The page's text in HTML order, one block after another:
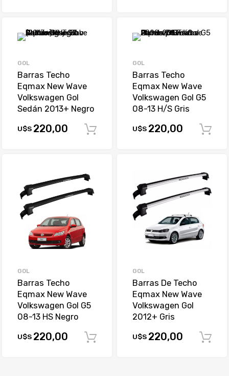
GOL
Barras Techo
Eqmax New Wave
Volkswagen Gol
Sedán 2013+ Negro
U$S 220,00 Comprar
GOL
Barras Techo
Eqmax New Wave
Volkswagen Gol G5
08-13 H/S Gris
U$S 220,00
GOL
Barras Techo
Eqmax New Wave
Volkswagen Gol G5
08-13 HS Negro
U$S 220,00 Comprar
GOL
Barras De Techo
Eqmax New Wave
Volkswagen Gol
2012+ Gris
U$S 220,00